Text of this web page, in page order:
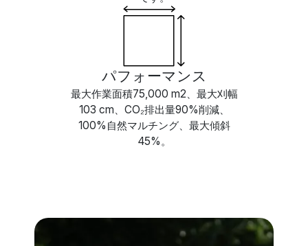
パフォーマンス
最大作業面積75,000 m2、最大刈幅
103 cm、CO₂排出量90%削減、
100%自然マルチング、最大傾斜
45%。